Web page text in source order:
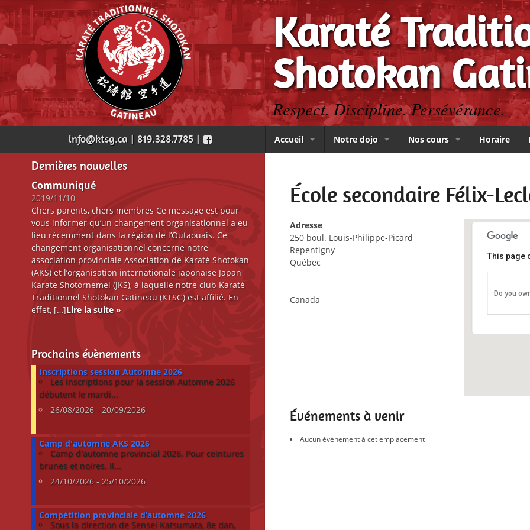
Karaté
Shotokan
Respect. Discipline. Persévérance.
info@ktsg.ca | 819.328.7785 | Accueil Notre dojo Nos cours Horaire
École secondaire Félix-
École
250 boul.
This page
Do you
Adresse
250 boul. Louis-Philippe-Picard
Repentigny
Québec
Canada
Événements à venir
Aucun événement à cet emplacement
Dernières nouvelles
Communiqué
2019/11/10
Chers parents, chers membres Ce message est pour
vous informer qu’un changement organisationnel a eu
lieu récemment dans la région de l’Outaouais. Ce
changement organisationnel concerne notre
association provinciale Association de Karaté Shotokan
(AKS) et l’organisation internationale japonaise Japan
Karate Shotornemei (JKS), à laquelle notre club Karaté
Traditionnel Shotokan Gatineau (KTSG) est affilié. En
effet, […]Lire la suite »
Prochains évènements
Inscriptions session Automne 2026
Les inscriptions pour la session Automne 2026
débutent le mardi...
26/08/2026 - 20/09/2026
Camp d'automne AKS 2026
Camp d'automne provincial 2026. Pour ceintures
brunes et noires. Il...
24/10/2026 - 25/10/2026
Compétition provinciale d’automne 2026
Sous la direction de Sensei Katsumata, 8e dan,